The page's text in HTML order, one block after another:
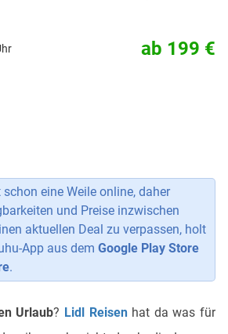
ab 199 €
eine Weile online, daher
und Preise inzwischen
aktuellen Deal zu verpassen, holt
App aus dem Google Play Store
.
Urlaub? Lidl Reisenhat da was für